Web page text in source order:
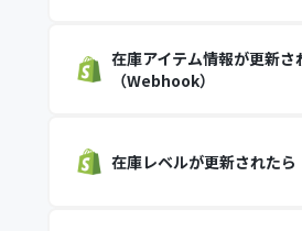
在庫アイテム情報が更新さ
（Webhook）
在庫レベルが更新されたら